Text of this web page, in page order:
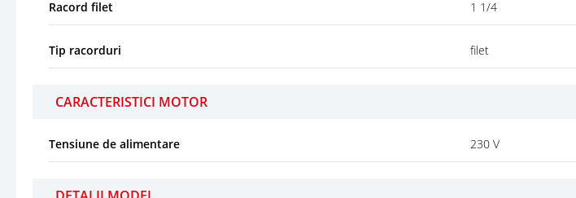
Racord filet 1 1/4
Tip racorduri filet
CARACTERISTICI MOTOR
Tensiune de alimentare 230 V